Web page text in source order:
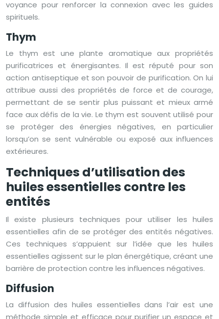
voyance pour renforcer la connexion avec les guides
spirituels.
Thym
Le thym est une plante aromatique aux propriétés
purificatrices et énergisantes. Il est réputé pour son
action antiseptique et son pouvoir de purification. On lui
attribue aussi des propriétés de force et de courage,
permettant de se sentir plus puissant et mieux armé
face aux défis de la vie. Le thym est souvent utilisé pour
se protéger des énergies négatives, en particulier
lorsqu’on se sent vulnérable ou exposé aux influences
extérieures.
Techniques d’utilisation des
huiles essentielles contre les
entités
Il existe plusieurs techniques pour utiliser les huiles
essentielles afin de se protéger des entités négatives.
Ces techniques s’appuient sur l’idée que les huiles
essentielles agissent sur le plan énergétique, créant une
barrière de protection contre les influences négatives.
Diffusion
La diffusion des huiles essentielles dans l’air est une
méthode simple et efficace pour purifier un espace et